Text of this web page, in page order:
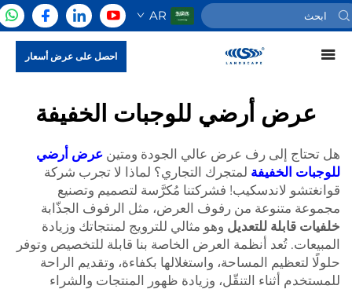
AR
احصل على عرض أسعار
عرض أرضي للوجبات الخفيفة
هل تحتاج إلى رف عرض عالي الجودة ومتينعرض أرضي
للوجبات الخفيفةلمتجرك التجاري؟ لماذا لا تجرب شركة
قوانغتشو لاندسكيب! فشركتنا مُكرَّسة لتصميم وتصنيع
مجموعة متنوعة من رفوف العرض، مثل الرفوف الجذّابة
خلفيات قابلة للتعديلوهو مثالي للترويج لمنتجاتك وزيادة
المبيعات. تُعد أنظمة العرض الخاصة بنا قابلة للتخصيص وتوفر
حلولًا لتعظيم المساحة، واستغلالها بكفاءة، وتقديم الراحة
للمستخدم أثناء التنقّل، وزيادة ظهور المنتجات والشراء